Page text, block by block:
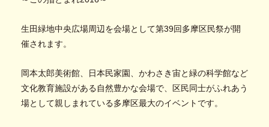
生田緑地中央広場周辺を会場として第39回多摩区民祭が開
催されます。
岡本太郎美術館、日本民家園、かわさき宙と緑の科学館など
文化教育施設がある自然豊かな会場で、区民同士がふれあう
場として親しまれている多摩区最大のイベントです。